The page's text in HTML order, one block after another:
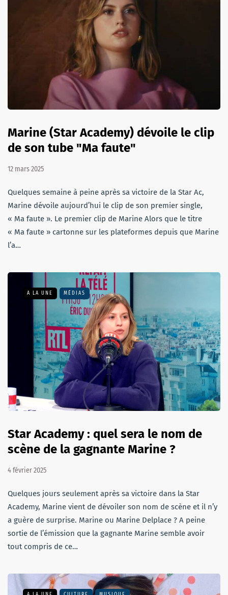
Marine (Star Academy) dévoile le clip
de son tube "Ma faute"
12 mars 2025
Quelques semaine à peine après sa victoire de la Star Ac,
Marine dévoile aujourd’hui le clip de son premier single,
« Ma faute ». Le premier clip de Marine Alors que le titre
« Ma faute » cartonne sur les plateformes depuis que Marine
l’a…
A LA UNE MÉDIAS
Star Academy : quel sera le nom de
scène de la gagnante Marine ?
4 février 2025
Quelques jours seulement après sa victoire dans la Star
Academy, Marine vient de dévoiler son nom de scène et il n’y
a guère de surprise. Marine ou Marine Delplace ? A peine
sortie de l’émission que la gagnante Marine semble avoir
tout compris de ce…